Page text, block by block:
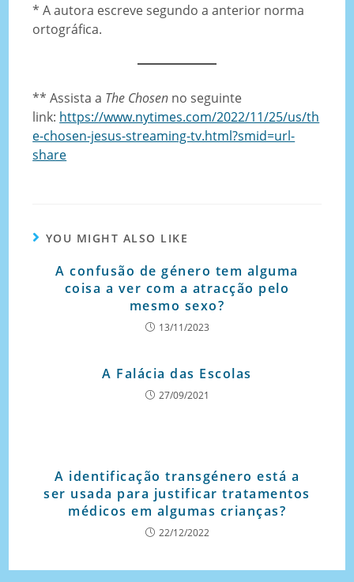
* A autora escreve segundo a anterior norma
ortográfica.
** Assista a The Chosen no seguinte
link: https://www.nytimes.com/2022/11/25/us/th
e-chosen-jesus-streaming-tv.html?smid=url-
share
YOU MIGHT ALSO LIKE
A confusão de género tem alguma
coisa a ver com a atracção pelo
mesmo sexo?
13/11/2023
A Falácia das Escolas
27/09/2021
A identificação transgénero está a
ser usada para justificar tratamentos
médicos em algumas crianças?
22/12/2022